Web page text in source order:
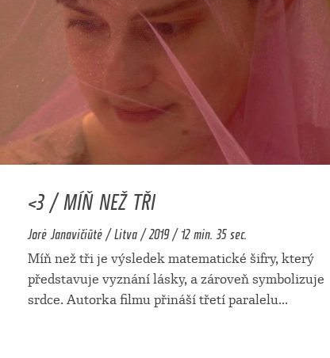
<3 / MÍŇ NEŽ TŘI
Jorė Janavičiūtė / Litva / 2019 / 12 min. 35 sec.
Míň než tři je výsledek matematické šifry, který
představuje vyznání lásky, a zároveň symbolizuje
srdce. Autorka filmu přináší třetí paralelu...